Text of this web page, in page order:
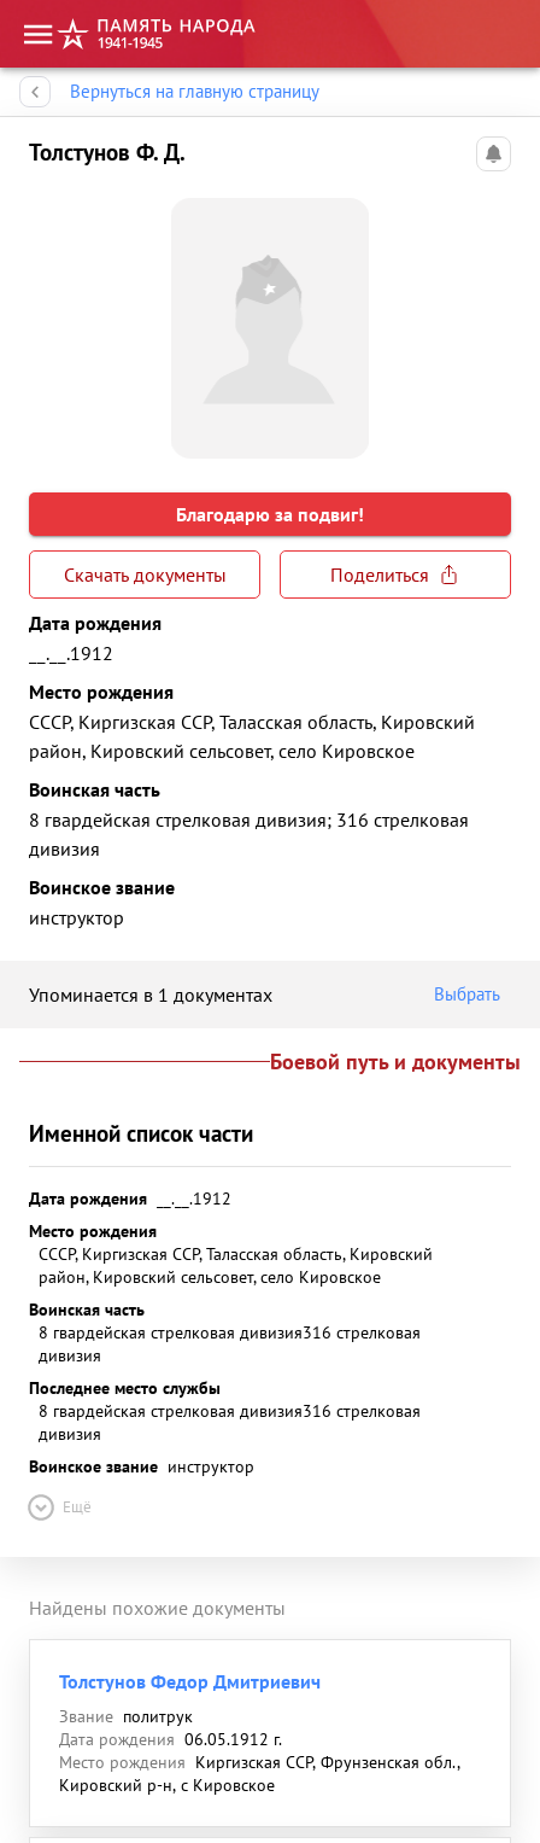
Вернуться на главную страницу
Толстунов Ф. Д.
Благодарю за подвиг!
Скачать документы
Поделиться
Дата рождения
__.__.1912
Место рождения
СССР, Киргизская ССР, Таласская область, Кировский
район, Кировский сельсовет, село Кировское
Воинская часть
8 гвардейская стрелковая дивизия; 316 стрелковая
дивизия
Воинское звание
инструктор
Упоминается в 1 документах Выбрать
Боевой путь и документы
Именной список части
Дата рождения
__.__.1912
Место рождения
СССР, Киргизская ССР, Таласская область, Кировский
район, Кировский сельсовет, село Кировское
Воинская часть
8 гвардейская стрелковая дивизия316 стрелковая
дивизия
Последнее место службы
8 гвардейская стрелковая дивизия316 стрелковая
дивизия
Воинское звание инструктор
Ещё
Найдены похожие документы
Толстунов Федор Дмитриевич
Звание политрук
Дата рождения 06.05.1912 г.
Место рождения Киргизская ССР, Фрунзенская обл.,
Кировский р-н, с Кировское
Память народа